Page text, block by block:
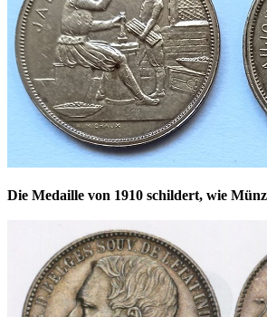
Die Medaille von 1910 schildert, wie